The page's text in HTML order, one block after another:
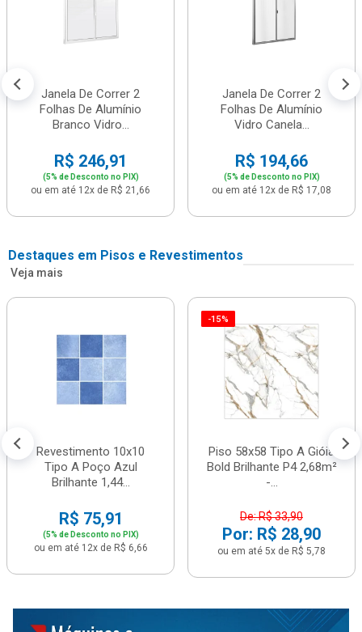
Janela De Correr 2
Folhas De Alumínio
Branco Vidro...
R$ 246,91
(5% de Desconto no PIX)
ou em até 12x de R$ 21,66
Janela De Correr 2
Folhas De Alumínio
Vidro Canela...
R$ 194,66
(5% de Desconto no PIX)
ou em até 12x de R$ 17,08
Destaques em Pisos e Revestimentos
Veja mais
Revestimento 10x10
Tipo A Poço Azul
Brilhante 1,44...
R$ 75,91
(5% de Desconto no PIX)
ou em até 12x de R$ 6,66
-15%
Piso 58x58 Tipo A Gióia
Bold Brilhante P4 2,68m²
-...
De: R$ 33,90
Por: R$ 28,90
ou em até 5x de R$ 5,78